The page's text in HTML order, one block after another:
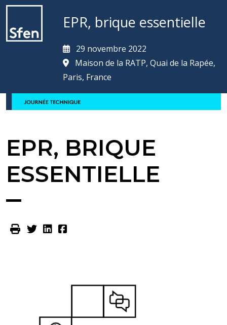
EPR, brique essentielle
29 novembre 2022
Maison de la RATP, Quai de la Rapée,
Paris, France
EPR, BRIQUE
ESSENTIELLE